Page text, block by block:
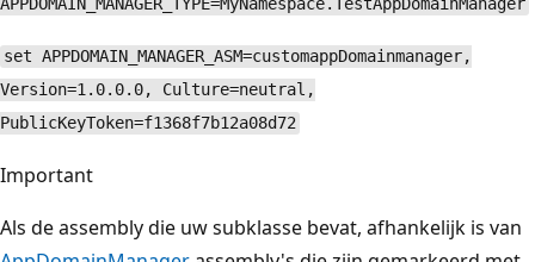
APPDOMAIN_MANAGER_TYPE=MyNamespace.TestAppDomainManager
set APPDOMAIN_MANAGER_ASM=customappDomainmanager,
Version=1.0.0.0, Culture=neutral,
PublicKeyToken=f1368f7b12a08d72
Important
Als de assembly die uw subklasse bevat, afhankelijk is van